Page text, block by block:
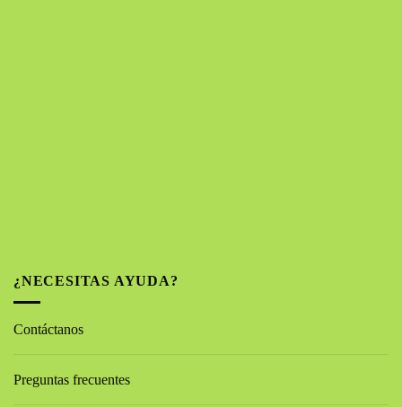
¿NECESITAS AYUDA?
Contáctanos
Preguntas frecuentes